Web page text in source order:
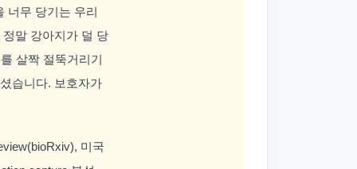
너무 당기는 우리
말 강아지가 덜 당
살짝 절뚝거리기
습니다. 보호자가
미국